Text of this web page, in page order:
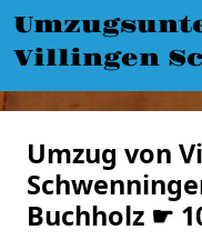
Villingen
Umzug von
Buchholz ☛